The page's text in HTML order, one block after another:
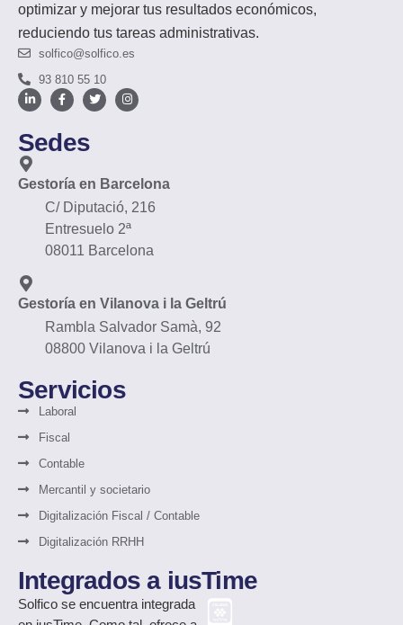
optimizar y mejorar tus resultados económicos,
reduciendo tus tareas administrativas.
solfico@solfico.es
93 810 55 10
Sedes
Gestoría en Barcelona
C/ Diputació, 216
Entresuelo 2ª
08011 Barcelona
Gestoría en Vilanova i la Geltrú
Rambla Salvador Samà, 92
08800 Vilanova i la Geltrú
Servicios
Laboral
Fiscal
Contable
Mercantil y societario
Digitalización Fiscal / Contable
Digitalización RRHH
Integrados a iusTime
Solfico se encuentra integrada